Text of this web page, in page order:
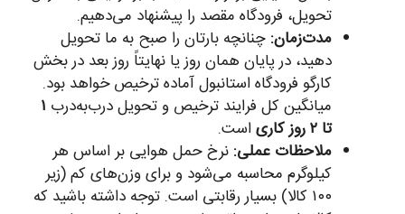
تحویل، فرودگاه مقصد را پیشنهاد می‌دهیم.
مدت‌زمان: چنانچه بارتان را صبح به ما تحویل
دهید، در پایان همان روز یا نهایتاً روز بعد در بخش
کارگو فرودگاه استانبول آماده ترخیص خواهد بود.
میانگین کل فرایند ترخیص و تحویل درب‌به‌درب ۱
تا ۲ روز کاری
است.
ملاحظات عملی: نرخ حمل هوایی بر اساس هر
کیلوگرم محاسبه می‌شود و برای وزن‌های کم (زیر
۱۰۰ کالا) بسیار رقابتی است. توجه داشته باشید که